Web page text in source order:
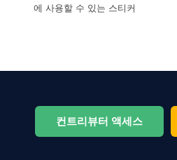
에 사용할 수 있는 스티커
컨트리뷰터 액세스